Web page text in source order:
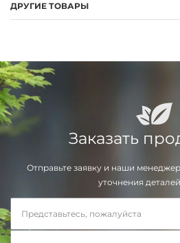
ДРУГИЕ ТОВАРЫ
Заказать
Отправьте заявку и наши
уточнения